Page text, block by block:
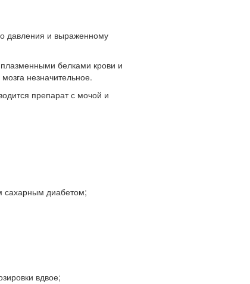
давления и выраженному
плазменными белками крови и
незначительное.
препарат с мочой и
сахарным диабетом;
вдвое;